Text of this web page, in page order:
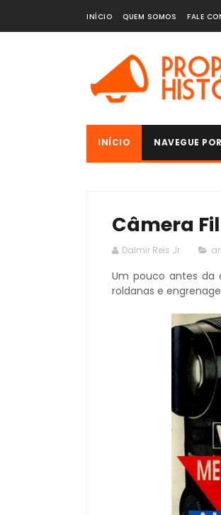
INÍCIO QUEM SOMOS FALE
INÍCIO NAVEGUE
Câmera
Dalmir Reis Jr.
Um pouco antes da
roldanas e